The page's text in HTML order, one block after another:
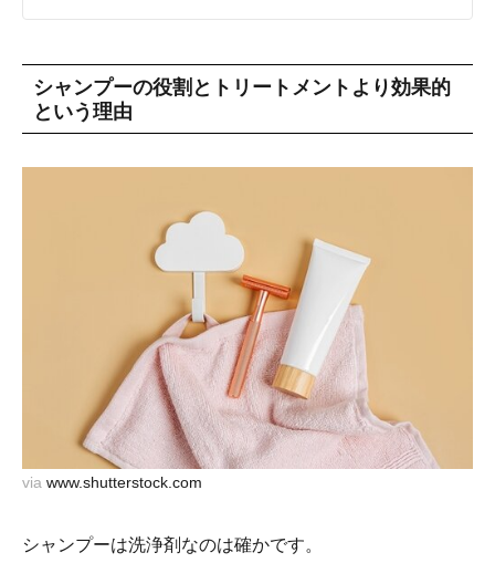
シャンプーの役割とトリートメントより効果的
という理由
via www.shutterstock.com
シャンプーは洗浄剤なのは確かです。